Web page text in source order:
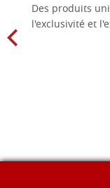
Des produits
l'exclusivité et